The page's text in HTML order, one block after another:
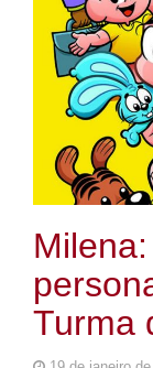
Turma